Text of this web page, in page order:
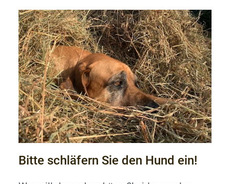
Sport haben. Wer den Hund damit irgendwo
ablegen möchte, sollte einen Korb haben,
der kleiner und bequemer ist. Wer mantrailt,
braucht ei...
Bitte schläfern Sie den Hund ein!